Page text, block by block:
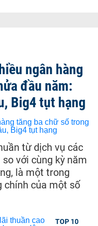
ngân hàng
đầu năm:
Big4 tụt hạng
từ dịch vụ các
với cùng kỳ năm
là một trong
chính của một số
TOP 10